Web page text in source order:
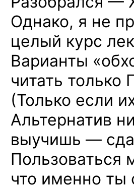
Однако, я не
целый курс
Варианты
читать
(Только если
Альтернатив
выучишь —
Пользоваться
что именно ты